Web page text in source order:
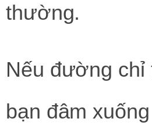
thường.
Nếu đường chỉ
bạn đâm